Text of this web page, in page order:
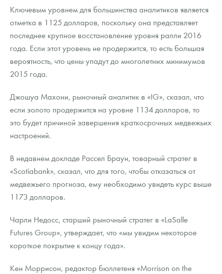
Ключевым уровнем для большинства аналитиков является
отметка в 1125 долларов, поскольку она представляет
последнее крупное восстановление уровня ралли 2016
года. Если этот уровень не продержится, то есть большая
вероятность, что цены упадут до многолетних минимумов
2015 года.
Джошуа Махони, рыночный аналитик в «IG», сказал, что
если золото продержится на уровне 1134 долларов, то
это будет причиной завершения краткосрочных медвежьих
настроений.
В недавнем докладе Рассел Браун, товарный стратег в
«Scotiabank», сказал, что для того, чтобы отказаться от
медвежьего прогноза, ему необходимо увидеть курс выше
1173 долларов.
Чарли Недосс, старший рыночный стратег в «LaSalle
Futures Group», утверждает, что «мы увидим некоторое
короткое покрытие к концу года».
Кен Моррисон, редактор бюллетеня «Morrison on the